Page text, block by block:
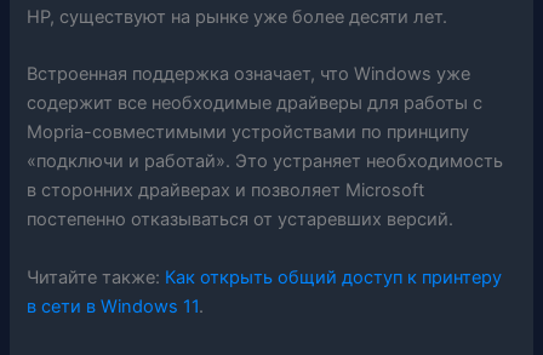
HP, существуют на рынке уже более десяти лет.
Встроенная поддержка означает, что Windows уже
содержит все необходимые драйверы для работы с
Mopria-совместимыми устройствами по принципу
«подключи и работай». Это устраняет необходимость
в сторонних драйверах и позволяет Microsoft
постепенно отказываться от устаревших версий.
Читайте также: Как открыть общий доступ к принтеру
в сети в Windows 11.